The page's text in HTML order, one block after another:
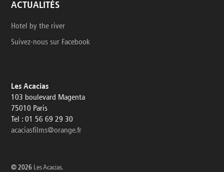
ACTUALITÉS
Hotel by the river
Suivez-nous sur Facebook
Les Acacias
103 boulevard Magenta
75010 Paris
Tel : 01 56 69 29 30
acaciasfilms@orange.fr
© 2026 Les Acacias.